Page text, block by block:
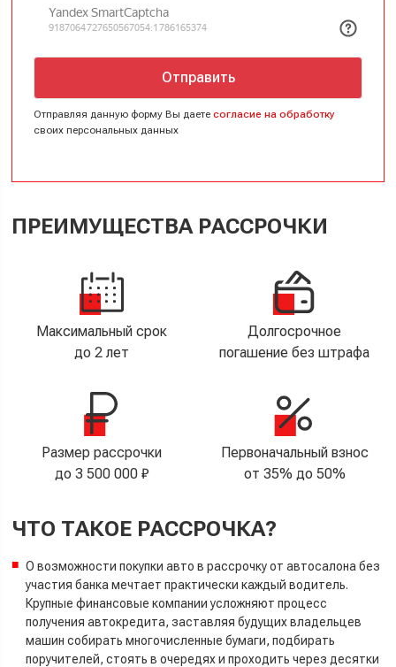
Отправить
Отправляя данную форму Вы даетесогласие на обработку
своих персональных данных
ПРЕИМУЩЕСТВА РАССРОЧКИ
Максимальный срок
до 2 лет
Долгосрочное
погашение без штрафа
Размер рассрочки
до 3 500 000 ₽
Первоначальный взнос
от 35% до 50%
ЧТО ТАКОЕ РАССРОЧКА?
О возможности покупки авто в рассрочку от автосалона без
участия банка мечтает практически каждый водитель.
Крупные финансовые компании усложняют процесс
получения автокредита, заставляя будущих владельцев
машин собирать многочисленные бумаги, подбирать
поручителей, стоять в очередях и проходить через десятки